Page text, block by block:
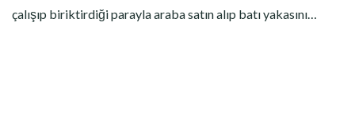
çalışıp biriktirdiği parayla araba satın alıp batı yakasını…